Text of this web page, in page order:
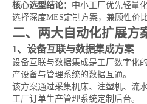
核心选型结论：中小工厂优先轻量
选择深度MES定制方案，兼顾性价
二、两大自动化扩展方
1、设备互联与数据集成方案
设备互联与数据集成是工厂数字化
产设备与管理系统的数据互通。
该方案通过采集机床、注塑机、流
工厂订单生产管理系统定制后台。